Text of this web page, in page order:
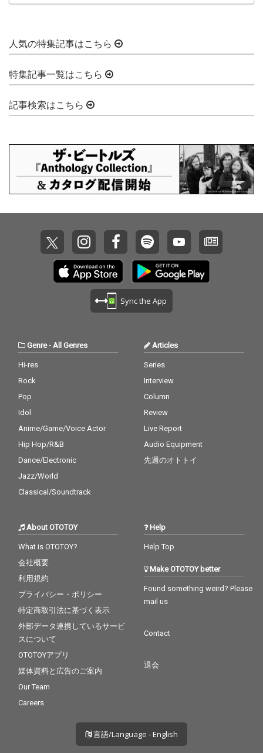
人気の特集記事はこちら
特集記事一覧はこちら
記事検索はこちら
Sync the App
Genre-All Genres
Hi-res
Rock
Pop
Idol
Anime/Game/Voice Actor
Hip Hop/R&B
Dance/Electronic
Jazz/World
Classical/Soundtrack
Articles
Series
Interview
Column
Review
Live Report
Audio Equipment
先週のオトトイ
About OTOTOY
What is OTOTOY?
会社概要
利用規約
プライバシー・ポリシー
特定商取引法に基づく表示
外部データ連携しているサービ
スについて
OTOTOYアプリ
媒体資料と広告のご案内
Our Team
Careers
Help
Help Top
Make OTOTOY better
Found something weird? Please
mail us
Contact
退会
言語/Language - English